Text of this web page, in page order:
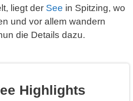
liegt der See in Spitzing, wo
und vor allem wandern
die Details dazu.
Highlights